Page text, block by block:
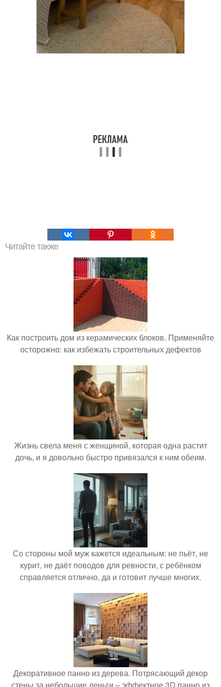
Читайте также
Как построить дом из керамических блоков. Применяйте
осторожно: как избежать строительных дефектов
Жизнь свела меня с женщиной, которая одна растит
дочь, и я довольно быстро привязался к ним обеим.
Со стороны мой муж кажется идеальным: не пьёт, не
курит, не даёт поводов для ревности, с ребёнком
справляется отлично, да и готовит лучше многих.
Декоративное панно из дерева. Потрясающий декор